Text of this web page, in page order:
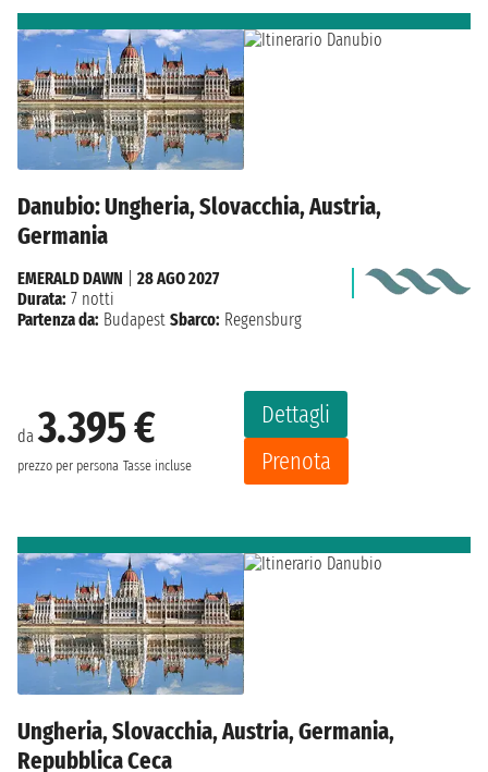
Danubio: Ungheria, Slovacchia, Austria,
Germania
da3.395 €
prezzo per persona Tasse incluse
Dettagli
Prenota
EMERALD DAWN
28 AGO 2027
Durata: 7 notti
Partenza da: Budapest Sbarco: Regensburg
Ungheria, Slovacchia, Austria, Germania,
Repubblica Ceca